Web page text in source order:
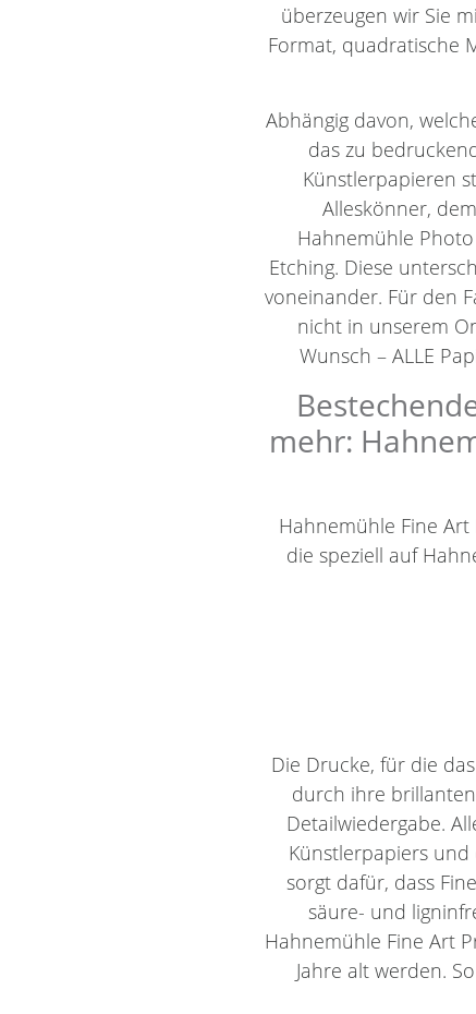
überzeugen wir Sie
Format, quadratische
Abhängig davon,
das zu
Künstlerpapieren
Alleskönner,
Hahnemühle
Etching. Diese
voneinander. Für den
nicht in unserem
Wunsch – ALLE
mehr:
Hahnemühle Fine
die speziell auf
Die Drucke, für die
durch ihre
Detailwiedergabe.
Künstlerpapiers
sorgt dafür, dass
säure- und
Hahnemühle Fine Art
Jahre alt werden.